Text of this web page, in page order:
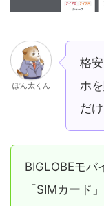
ぽん太くん
格
ホ
だ
BIGLOBEモバ
「SIMカード